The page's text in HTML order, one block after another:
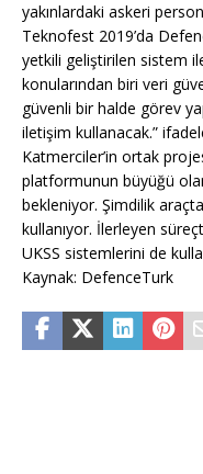
yakınlardaki askeri
Teknofest 2019’da
yetkili geliştirilen sistem ile
konularından biri veri
güvenli bir halde görev
iletişim kullanacak.”
Katmerciler’in ortak
platformunun büyüğü
bekleniyor. Şimdilik
kullanıyor. İlerleyen
UKSS sistemlerini de
Kaynak: DefenceTurk